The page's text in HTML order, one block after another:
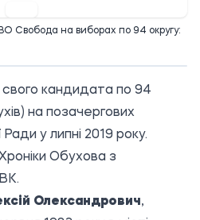
Свобода на виборах по 94 округу:
кандидата по 94
на позачергових
у липні 2019 року.
Обухова з
.
Олександрович,